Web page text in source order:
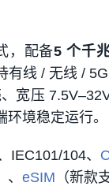
，配备5 个千
有线 / 无线 /
宽压
境稳定运行。
IEC101/104、
eSIM （新款